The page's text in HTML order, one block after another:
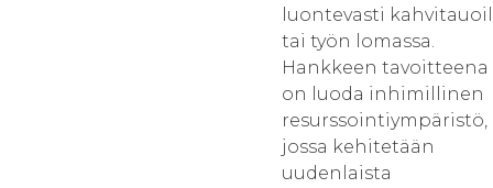
luontevasti
tai työn lomassa.
Hankkeen tavoitteena
on luoda inhimillinen
resurssointiympäristö,
jossa kehitetään
uudenlaista